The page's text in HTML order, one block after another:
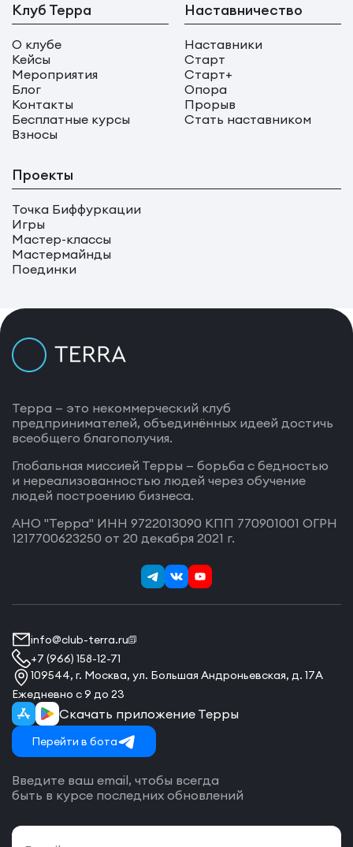
Клуб Терра
О клубе
Кейсы
Мероприятия
Блог
Контакты
Бесплатные курсы
Взносы
Наставничество
Наставники
Старт
Старт+
Опора
Прорыв
Стать наставником
Проекты
Точка Биффуркации
Игры
Мастер-классы
Мастермайнды
Поединки
Терра — это некоммерческий клуб
предпринимателей, объединённых идеей достичь
всеобщего благополучия.
Глобальная миссией Терры — борьба с бедностью
и нереализованностью людей через обучение
людей построению бизнеса.
АНО "Терра" ИНН 9722013090 КПП 770901001 ОГРН
1217700623250 от 20 декабря 2021 г.
info@club-terra.ru
+7 (966) 158-12-71
109544, г. Москва, ул. Большая Андроньевская, д. 17А
Ежедневно с 9 до 23
Скачать приложение Терры
Перейти в бота
Введите ваш email, чтобы всегда
быть в курсе последних обновлений